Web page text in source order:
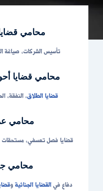
محامي
تأسيس الشركات، صياغة
محامي قضايا
قضايا الطلاق، النفقة،
محامي
قضايا فصل تعسفي، مستحقات
محامي
دفاع فيالقضايا الجنائيةو